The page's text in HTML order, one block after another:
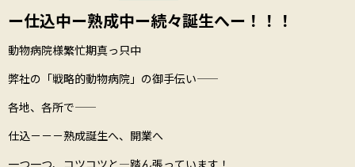
ー仕込中ー熟成中ー続々誕生へー！！！
動物病院様―――繁忙期真っ只中――――――
弊社の「戦略的動物病院」の御手伝い―――――
各地、各所で―――――
仕込－－－熟成―――誕生へ、開業へ―――
一つ一つ、コツコツと――――踏ん張っています！